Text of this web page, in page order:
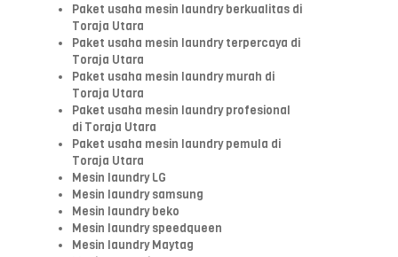
Paket usaha mesin laundry berkualitas di
Toraja Utara
Paket usaha mesin laundry terpercaya di
Toraja Utara
Paket usaha mesin laundry murah di
Toraja Utara
Paket usaha mesin laundry profesional
di Toraja Utara
Paket usaha mesin laundry pemula di
Toraja Utara
Mesin laundry LG
Mesin laundry samsung
Mesin laundry beko
Mesin laundry speedqueen
Mesin laundry Maytag